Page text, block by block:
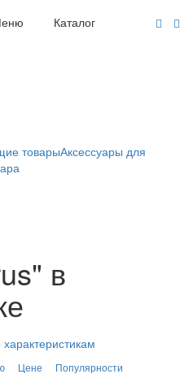
Каталог
товарыАксессуары для
в
Цене Популярности